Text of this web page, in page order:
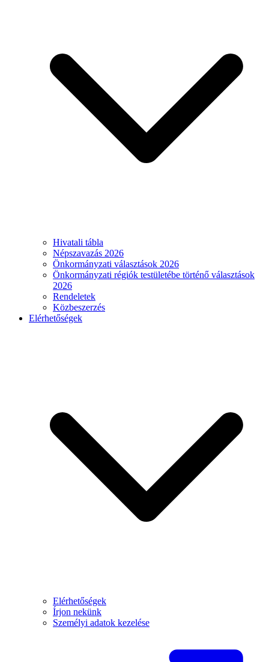
Hivatali tábla
Népszavazás 2026
Önkormányzati választások 2026
Önkormányzati régiók testületébe történő választások
2026
Rendeletek
Közbeszerzés
Elérhetőségek
Elérhetőségek
Írjon nekünk
Személyi adatok kezelése